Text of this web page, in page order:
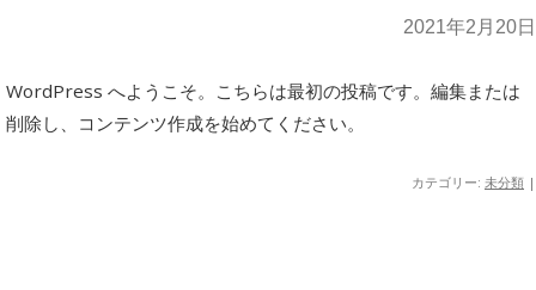
2021年2月20日
WordPress へようこそ。こちらは最初の投稿です。編集または
削除し、コンテンツ作成を始めてください。
カテゴリー: 未分類 |